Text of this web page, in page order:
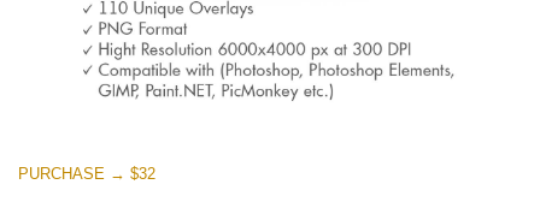
PURCHASE → $32